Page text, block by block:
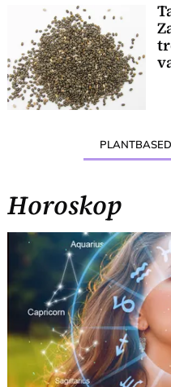
Horoskop